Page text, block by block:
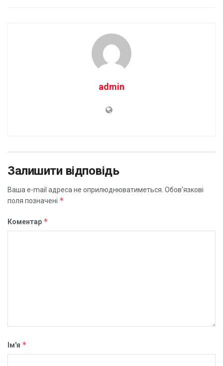
admin
Залишити відповідь
Ваша e-mail адреса не оприлюднюватиметься. Обов’язкові
поля позначені *
Коментар *
Ім'я *